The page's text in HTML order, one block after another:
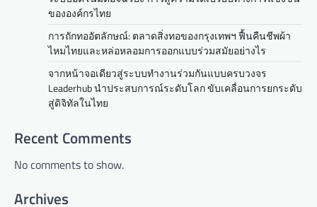
ขององค์กรไทย
การถักทออัตลักษณ์: ตลาดสิ่งทอของกรุงเทพฯ ฟื้นคืนชีพผ้า
ไหมไทยและหล่อหลอมการออกแบบร่วมสมัยอย่างไร
จากหน้าจอเดียวสู่ระบบทำงานร่วมกันแบบครบวงจร
Leaderhub นำประสบการณ์ระดับโลก ขับเคลื่อนการยกระดับ
สู่ดิจิทัลในไทย
Recent Comments
No comments to show.
Archives